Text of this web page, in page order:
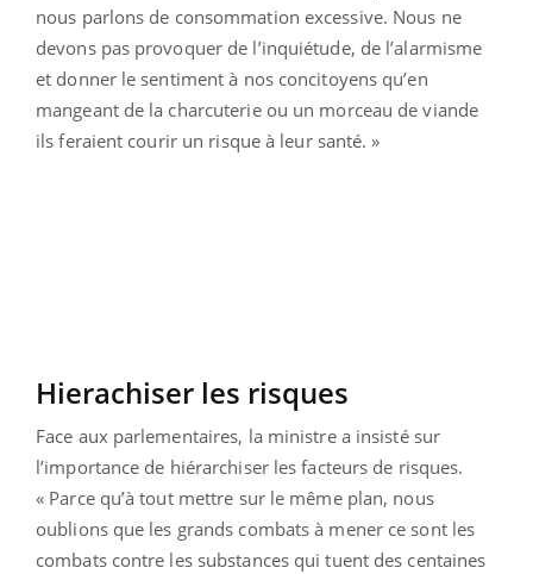
nous parlons de consommation excessive. Nous ne
devons pas provoquer de l’inquiétude, de l’alarmisme
et donner le sentiment à nos concitoyens qu’en
mangeant de la charcuterie ou un morceau de viande
ils feraient courir un risque à leur santé. »
Hierachiser les risques
Face aux parlementaires, la ministre a insisté sur
l’importance de hiérarchiser les facteurs de risques.
« Parce qu’à tout mettre sur le même plan, nous
oublions que les grands combats à mener ce sont les
combats contre les substances qui tuent des centaines